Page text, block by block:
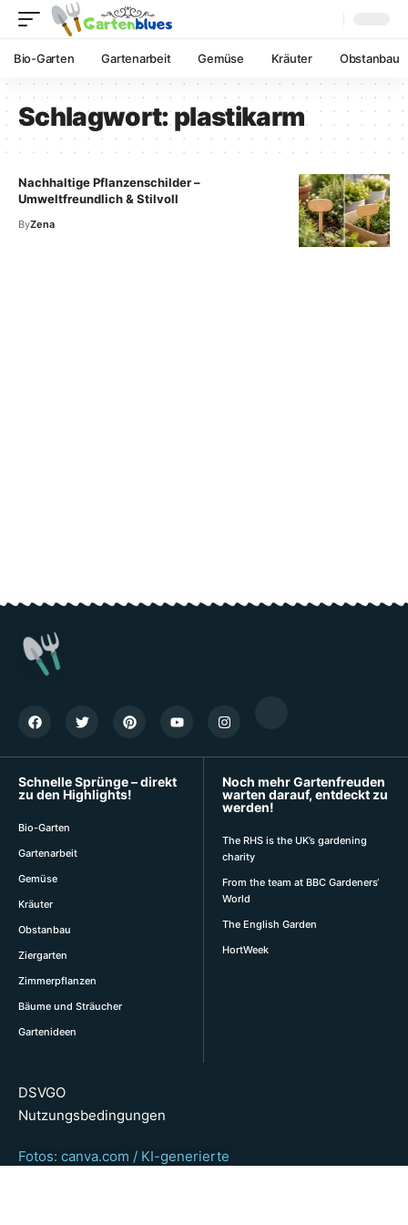
Bio-Garten Gartenarbeit Gemüse Kräuter Obstanbau
Schlagwort:plastikarm
Nachhaltige Pflanzenschilder –
Umweltfreundlich & Stilvoll
ByZena
Schnelle Sprünge – direkt
zu den Highlights!
Bio-Garten
Gartenarbeit
Gemüse
Kräuter
Obstanbau
Ziergarten
Zimmerpflanzen
Bäume und Sträucher
Gartenideen
Noch mehr Gartenfreuden
warten darauf, entdeckt zu
werden!
The RHS is the UK’s gardening
charity
From the team at BBC Gardeners‘
World
The English Garden
HortWeek
DSVGO
Nutzungsbedingungen
Fotos: canva.com / KI-generierte